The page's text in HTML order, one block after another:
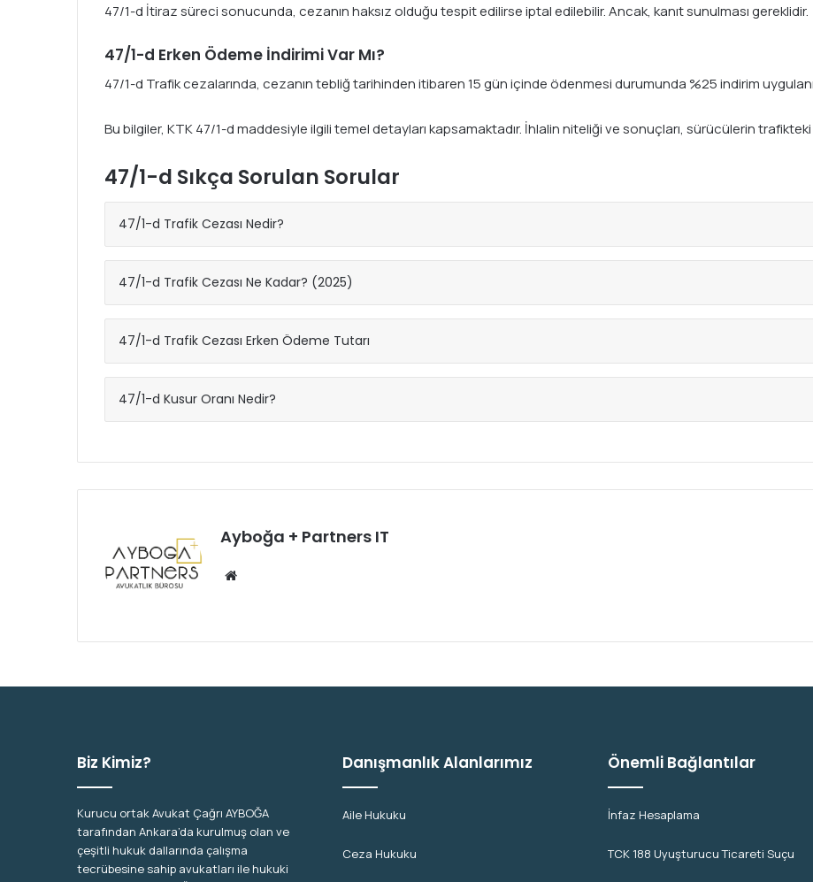
47/1-d İtiraz süreci sonucunda, cezanın haksız olduğu tespit edilirse iptal edilebilir. Ancak, kanıt sunulması gereklidir.
47/1-d Erken Ödeme İndirimi Var Mı?
47/1-d Trafik cezalarında, cezanın tebliğ tarihinden itibaren 15 gün içinde ödenmesi durumunda %25 indirim
Bu bilgiler, KTK 47/1-d maddesiyle ilgili temel detayları kapsamaktadır. İhlalin niteliği ve sonuçları, sürücülerin
47/1-d Sıkça Sorulan Sorular
47/1-d Trafik Cezası Nedir?
47/1-d Trafik Cezası Ne Kadar? (2025)
47/1-d Trafik Cezası Erken Ödeme Tutarı
47/1-d Kusur Oranı Nedir?
Ayboğa + Partners IT
esi
Biz Kimiz?
Kurucu ortak Avukat Çağrı AYBOĞA
tarafından Ankara’da kurulmuş olan ve
çeşitli hukuk dallarında çalışma
tecrübesine sahip avukatları ile hukuki
Danışmanlık Alanlarımız
Aile Hukuku
Ceza Hukuku
Önemli Bağlantılar
İnfaz Hesaplama
TCK 188 Uyuşturucu Ticareti Suçu